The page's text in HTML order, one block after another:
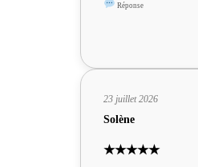
Réponse
23 juillet 2026
Solène
★★★★★